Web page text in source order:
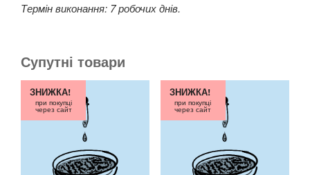
Термін виконання: 7 робочих днів.
Супутні товари
ЗНИЖКА!
при покупці
через сайт
ЗНИЖКА!
при покупці
через сайт